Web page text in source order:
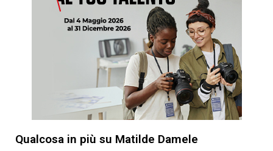
Qualcosa in più su Matilde Damele